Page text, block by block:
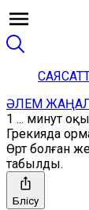
САЯСАТ
ӘЛЕМ
1 ... минут
Грекияда
Өрт болған
табылды.
Бөлісу